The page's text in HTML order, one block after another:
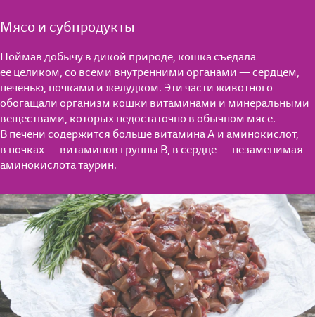
Мясо и субпродукты
Поймав добычу в дикой природе, кошка съедала
ее целиком, со всеми внутренними органами — сердцем,
печенью, почками и желудком. Эти части животного
обогащали организм кошки витаминами и минеральными
веществами, которых недостаточно в обычном мясе.
В печени содержится больше витамина A и аминокислот,
в почках — витаминов группы B, в сердце — незаменимая
аминокислота таурин.